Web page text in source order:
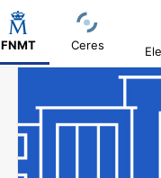
FNMT Ceres